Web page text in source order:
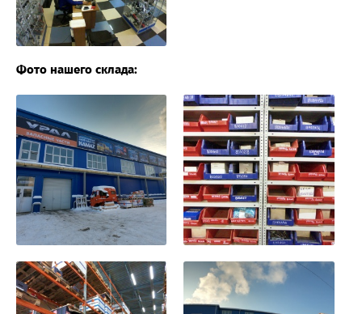
Фото нашего склада: